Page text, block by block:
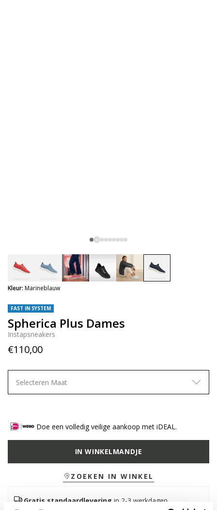
FAST IN SYSTEM
Spherica Plus Dames
Instapsneakers
€110,00
Kleur: Marineblauw
Selecteren Maat
Doe een volledig veilige aankoop met iDEAL.
IN WINKELMANDJE
ZOEKEN IN WINKEL
Gratis standaardlevering in 2-3 werkdagen